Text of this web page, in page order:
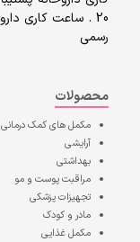
رسمی
محصولات
مکمل های کمک درمانی
آرایشی
بهداشتی
مراقبت پوست و مو
تجهیزات پزشکی
مادر و کودک
مکمل غذایی